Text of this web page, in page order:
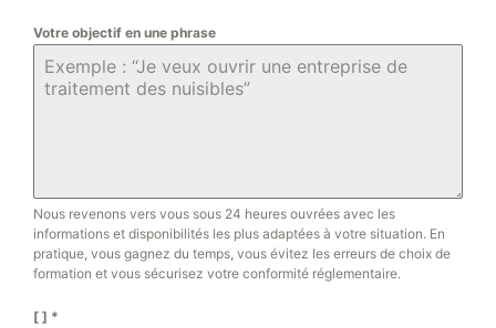
Votre objectif en une phrase
Nous revenons vers vous sous 24 heures ouvrées avec les
informations et disponibilités les plus adaptées à votre situation. En
pratique, vous gagnez du temps, vous évitez les erreurs de choix de
formation et vous sécurisez votre conformité réglementaire.
[ ] *